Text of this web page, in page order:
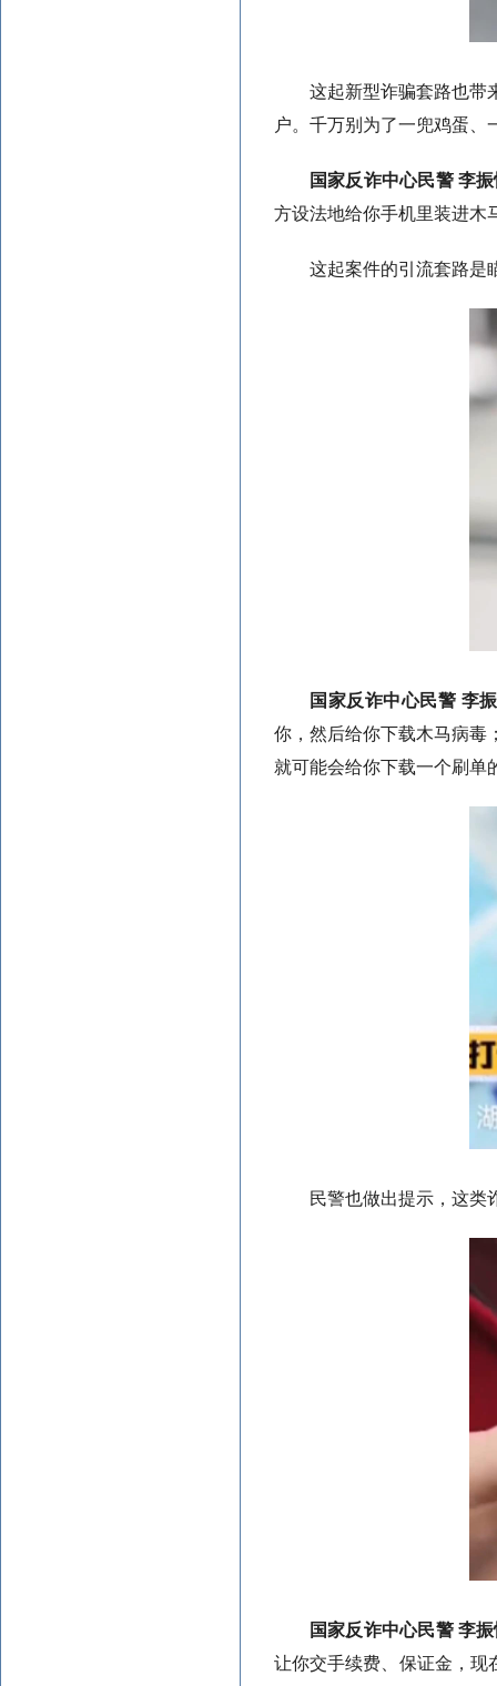
这起新型诈骗套路也带
户。千万别为了一兜鸡蛋、
国家反诈中心民警 李
方设法地给你手机里装进木
这起案件的引流套路是
国家反诈中心民警 李
你，然后给你下载木马病毒
就可能会给你下载一个刷单
民警也做出提示，这类
国家反诈中心民警 李
让你交手续费、保证金，现